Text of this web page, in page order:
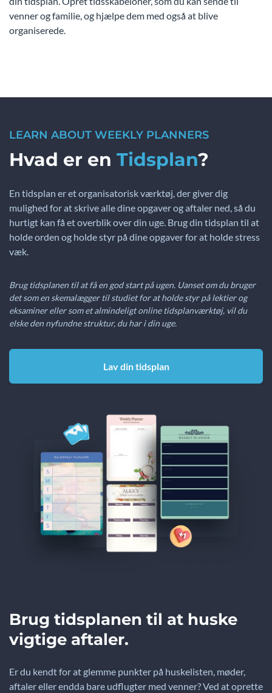
venner og familie, og hjælpe dem med også at blive
organiserede.
LEARN ABOUT WEEKLY PLANNERS
Hvad er en Tidsplan?
En tidsplan er et organisatorisk værktøj, der giver dig
mulighed for at skrive alle dine opgaver og aftaler ned, så du
hurtigt kan få et overblik over din uge. Brug din tidsplan til at
holde orden og holde styr på dine opgaver for at holde stress
væk.
Brug tidsplanen til at få en god start på ugen. Uanset om du bruger
det som en skemalægger til studiet for at holde styr på lektier og
eksaminer eller som et almindeligt online tidsplanværktøj, vil du
elske den nyfundne struktur, du har i din uge.
Lav din tidsplan
Brug tidsplanen til at huske
vigtige aftaler.
Er du kendt for at glemme punkter på huskelisten, møder,
aftaler eller endda bare udflugter med venner? Ved at oprette